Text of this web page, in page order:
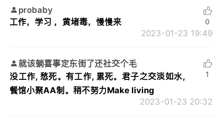
probaby
工作，学习 ，黄堵毒，慢慢来
2023-01-23 19:49
0
就该躺喜事定东街了还社交个毛
没工作, 愁死。有工作, 累死。君子之交淡如水,
餐馆小聚AA制。稍不努力Make living
2023-01-23 20:32
1